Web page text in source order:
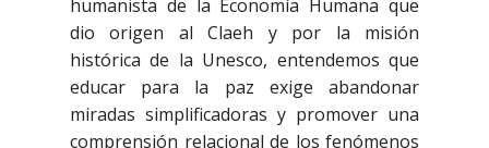
humanista de la Economía Humana que
dio origen al Claeh y por la misión
histórica de la Unesco, entendemos que
educar para la paz exige abandonar
miradas simplificadoras y promover una
comprensión relacional de los fenómenos